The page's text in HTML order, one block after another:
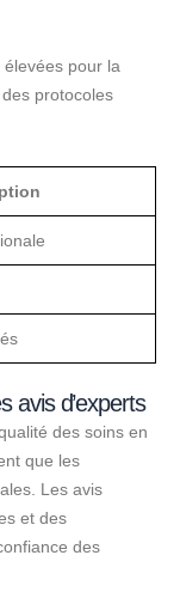
élevées pour la
des protocoles
avis d’experts
des soins en
que les
Les avis
et des
des